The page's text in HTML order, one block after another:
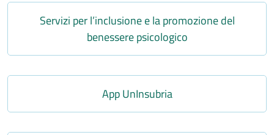
Servizi per l’inclusione e la promozione del
benessere psicologico
App UnInsubria